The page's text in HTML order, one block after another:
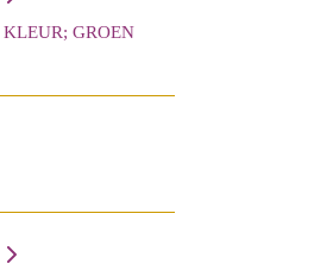
KLEUR; GROEN